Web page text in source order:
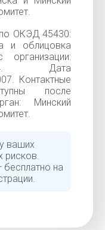
по ОКЭД 45430:
и облицовка
организации:
Дата
Контактные
после
Минский
ваших
рисков.
бесплатно на